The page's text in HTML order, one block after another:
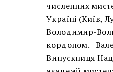
численних
Україні (Київ,
Володимир-
кордоном.
Випускниця